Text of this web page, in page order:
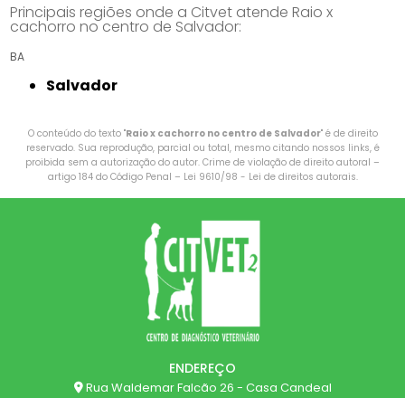
Principais regiões onde a Citvet atende Raio x
cachorro no centro de Salvador:
BA
Salvador
O conteúdo do texto "Raio x cachorro no centro de Salvador" é de direito
reservado. Sua reprodução, parcial ou total, mesmo citando nossos links, é
proibida sem a autorização do autor. Crime de violação de direito autoral –
artigo 184 do Código Penal – Lei 9610/98 - Lei de direitos autorais.
ENDEREÇO
Rua Waldemar Falcão 26 - Casa Candeal